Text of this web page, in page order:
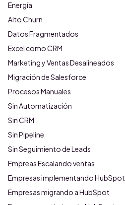
Energía
Alto Churn
Datos Fragmentados
Excel como CRM
Marketing y Ventas Desalineados
Migración de Salesforce
Procesos Manuales
Sin Automatización
Sin CRM
Sin Pipeline
Sin Seguimiento de Leads
Empreas Escalando ventas
Empresas implementando HubSpot
Empresas migrando a HubSpot